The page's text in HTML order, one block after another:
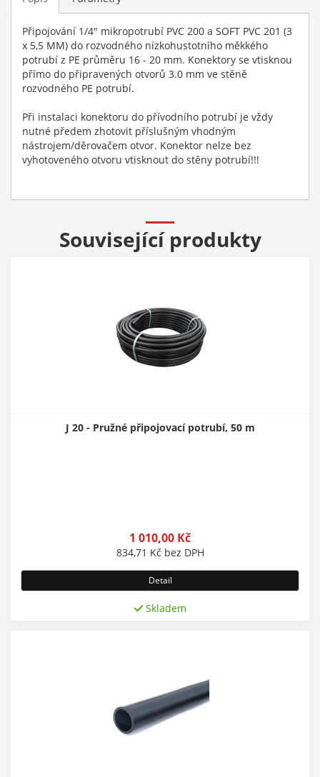
Připojování 1/4" mikropotrubí PVC 200 a SOFT PVC 201 (3
x 5,5 MM) do rozvodného nízkohustotního měkkého
potrubí z PE průměru 16 - 20 mm. Konektory se vtisknou
přímo do připravených otvorů 3.0 mm ve stěně
rozvodného PE potrubí.
Při instalaci konektoru do přívodního potrubí je vždy
nutné předem zhotovit příslušným vhodným
nástrojem/děrovačem otvor. Konektor nelze bez
vyhotoveného otvoru vtisknout do stěny potrubí!!!
Související produkty
J 20 - Pružné připojovací potrubí, 50 m
1 010,00 Kč
834,71 Kč bez DPH
Detail
Skladem